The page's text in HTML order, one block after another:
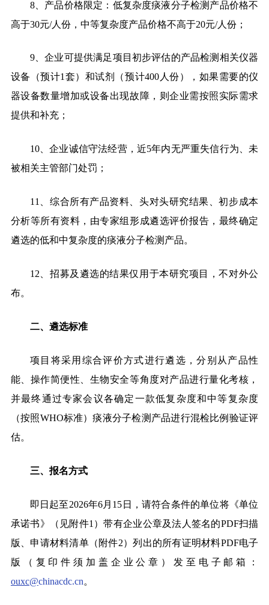
8、产品价格限定：低复杂度痰液分子检测产品价格不
高于30元/人份，中等复杂度产品价格不高于20元/人份；
9、企业可提供满足项目初步评估的产品检测相关仪器
设备（预计1套）和试剂（预计400人份），如果需要的仪
器设备数量增加或设备出现故障，则企业需按照实际需求
提供和补充；
10、企业诚信守法经营，近5年内无严重失信行为、未
被相关主管部门处罚；
11、综合所有产品资料、头对头研究结果、初步成本
分析等所有资料，由专家组形成遴选评价报告，最终确定
遴选的低和中复杂度的痰液分子检测产品。
12、招募及遴选的结果仅用于本研究项目，不对外公
布。
二、遴选标准
项目将采用综合评价方式进行遴选，分别从产品性
能、操作简便性、生物安全等角度对产品进行量化考核，
并最终通过专家会议各确定一款低复杂度和中等复杂度
（按照WHO标准）痰液分子检测产品进行混检比例验证评
估。
三、报名方式
即日起至2026年6月15日，请符合条件的单位将《单位
承诺书》（见附件1）带有企业公章及法人签名的PDF扫描
版、申请材料清单（附件2）列出的所有证明材料PDF电子
版（复印件须加盖企业公章）发至电子邮箱：
ouxc@chinacdc.cn。